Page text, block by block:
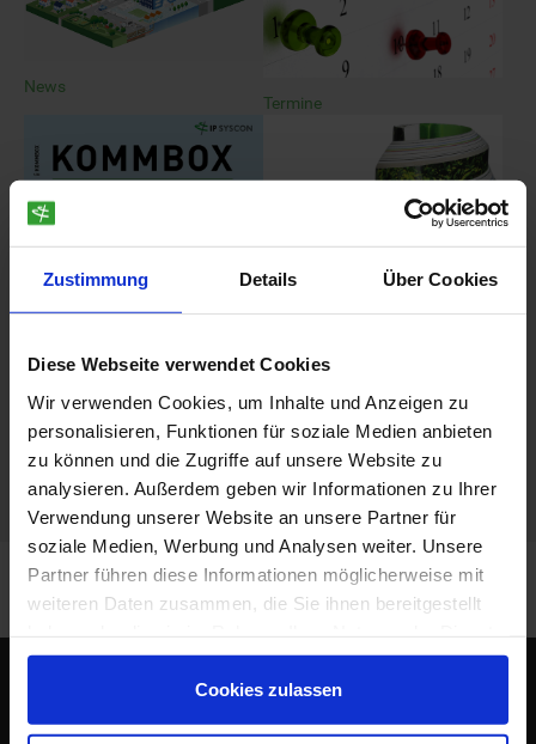
Zustimmung Details Über Cookies
Diese Webseite verwendet Cookies
Wir verwenden Cookies, um Inhalte und Anzeigen zu
personalisieren, Funktionen für soziale Medien anbieten
zu können und die Zugriffe auf unsere Website zu
analysieren. Außerdem geben wir Informationen zu Ihrer
Verwendung unserer Website an unsere Partner für
soziale Medien, Werbung und Analysen weiter. Unsere
Partner führen diese Informationen möglicherweise mit
weiteren Daten zusammen, die Sie ihnen bereitgestellt
gesammelt haben.
Cookies zulassen
News
Termine
IP SYSCON DIGITAL Kongress
Warmbüchenkamp 4